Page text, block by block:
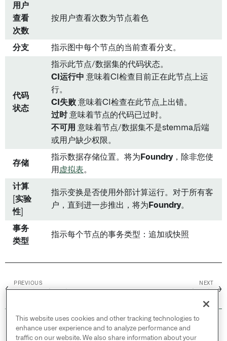
用户
查看
次数
按用户查看次数为节点着色
分支 指示图中每个节点的当前查看分支。
代码
状态
指示此节点/数据集的代码状态。
CI运行中 意味着CI检查目前正在此节点上运
行。
CI失败 意味着CI检查在此节点上出错。
过时意味着节点的代码已过时。
不可用 意味着节点/数据集不是stemma后端
或用户缺少权限。
存储
指示数据存储位置。将为 Foundry，除非您使
用 虚拟表。
计算
[实验
性]
指示变换是否使用外部计算运行。对于所有客
户，直到进一步推出，将为 Foundry。
事务
类型
指示每个节点的事务类型：追加或快照
←
PREVIOUS NEXT
→
© 2026 Palantir Technologies Inc. All rights
reserved.
This website uses cookies and other tracking technologies to
enhance user experience and to analyze performance and
traffic on our website. We also share information about your